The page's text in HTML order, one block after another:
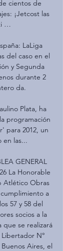
cientos de
¡Jetcost las
…
LaLiga
del caso en el
y Segunda
durante 2
da.
Plata, ha
programación
para 2012, un
en las...
GENERAL
La Honorable
Atlético Obras
a
57 y 58 del
socios a la
que se realizará
N°
Aires, el